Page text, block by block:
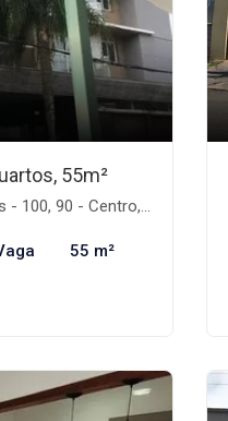
55m²
- Centro, Canoas-RS
55 m²